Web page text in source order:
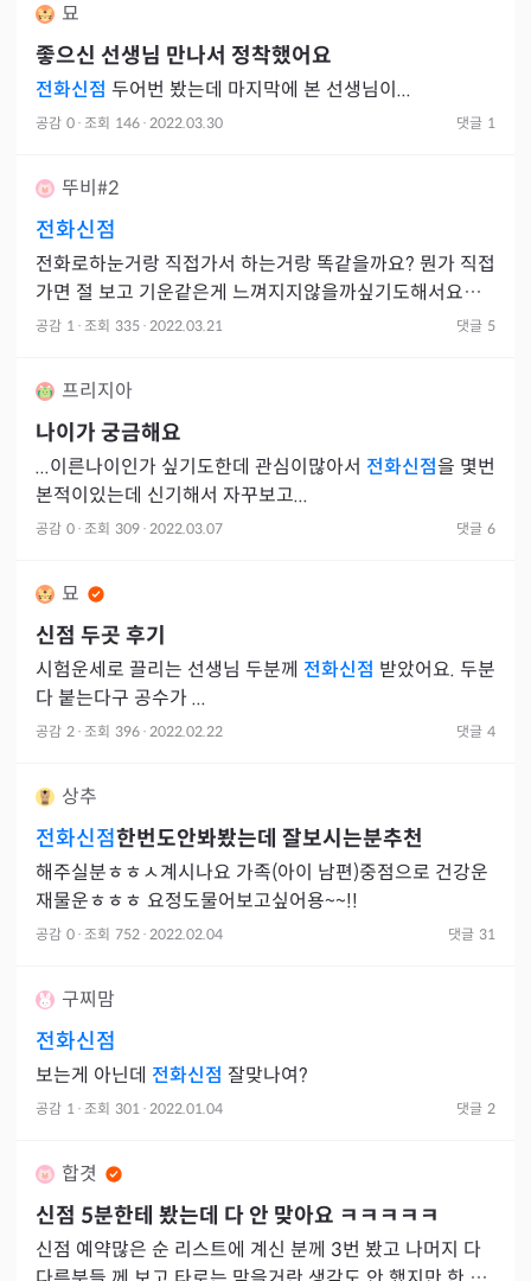
묘
좋으신 선생님 만나서 정착했어요
전화신점 두어번 봤는데 마지막에 본 선생님이...
공감 0 · 조회 146 · 2022.03.30 댓글 1
뚜비#2
전화신점
전화로하눈거랑 직접가서 하는거랑 똑같을까요? 뭔가 직접
가면 절 보고 기운같은게 느껴지지않을까싶기도해서요ㅠ
ㅠ
공감 1 · 조회 335 · 2022.03.21 댓글 5
프리지아
나이가 궁금해요
...이른나이인가 싶기도한데 관심이많아서 전화신점을 몇번
본적이있는데 신기해서 자꾸보고...
공감 0 · 조회 309 · 2022.03.07 댓글 6
묘
신점 두곳 후기
시험운세로 끌리는 선생님 두분께 전화신점 받았어요. 두분
다 붙는다구 공수가 ...
공감 2 · 조회 396 · 2022.02.22 댓글 4
상추
전화신점한번도안봐봤는데 잘보시는분추천
해주실분ㅎㅎㅅ계시나요 가족(아이 남편)중점으로 건강운
재물운ㅎㅎㅎ 요정도물어보고싶어용~~!!
공감 0 · 조회 752 · 2022.02.04 댓글 31
구찌맘
전화신점
보는게 아닌데 전화신점 잘맞나여?
공감 1 · 조회 301 · 2022.01.04 댓글 2
합겻
신점 5분한테 봤는데 다 안 맞아요 ㅋㅋㅋㅋㅋ
신점 예약많은 순 리스트에 계신 분께 3번 봤고 나머지 다